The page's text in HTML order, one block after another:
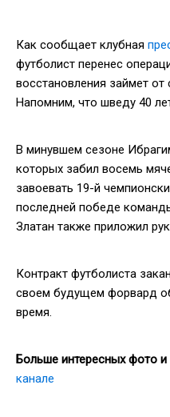
Как сообщает клубная
футболист перенес
восстановления займет
Напомним, что шведу 40
В минувшем сезоне
которых забил восемь
завоевать 19-й
последней победе
Златан также приложил
Контракт футболиста
своем будущем форвард
время.
Больше интересных фото
канале